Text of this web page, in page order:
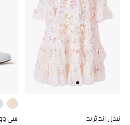
مكتشف العطور
العناية بالبشرة
مستحضرات العناية
مستحضرات الاستحمام والعناية بالجسم
نيدل اند ثريد
بيبي